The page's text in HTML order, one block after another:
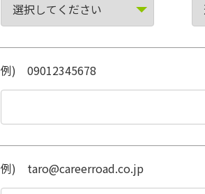
例) 09012345678
例) taro@careerroad.co.jp